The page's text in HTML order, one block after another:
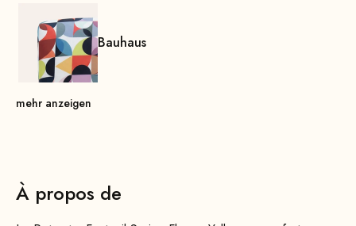
Bauhaus
mehr anzeigen
À propos de